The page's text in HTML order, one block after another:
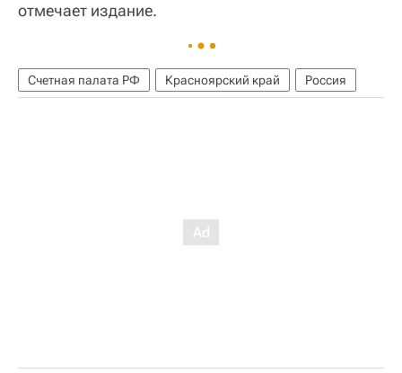
отмечает издание.
Счетная палата РФ Красноярский край Россия